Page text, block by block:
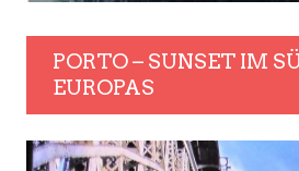
PORTO – SUNSET IM
EUROPAS